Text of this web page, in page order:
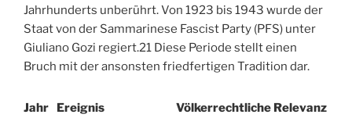
Jahrhunderts unberührt. Von 1923 bis 1943 wurde der
Staat von der Sammarinese Fascist Party (PFS) unter
Giuliano Gozi regiert.21 Diese Periode stellt einen
Bruch mit der ansonsten friedfertigen Tradition dar.
Jahr Ereignis Völkerrechtliche Relevanz